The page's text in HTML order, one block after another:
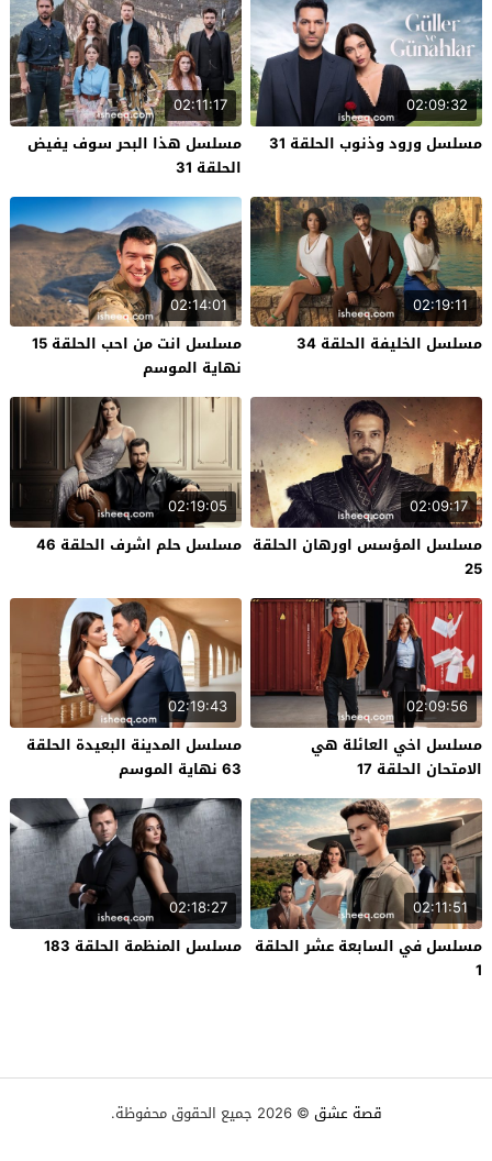
02:09:32
مسلسل ورود وذنوب الحلقة 31
02:11:17
مسلسل هذا البحر سوف يفيض
الحلقة 31
02:19:11
مسلسل الخليفة الحلقة 34
02:14:01
مسلسل انت من احب الحلقة 15
نهاية الموسم
02:09:17
مسلسل المؤسس اورهان الحلقة
25
02:19:05
مسلسل حلم اشرف الحلقة 46
02:09:56
مسلسل اخي العائلة هي
الامتحان الحلقة 17
02:19:43
مسلسل المدينة البعيدة الحلقة
63 نهاية الموسم
02:11:51
مسلسل في السابعة عشر الحلقة
1
02:18:27
مسلسل المنظمة الحلقة 183
قصة عشق © 2026 جميع الحقوق محفوظة.